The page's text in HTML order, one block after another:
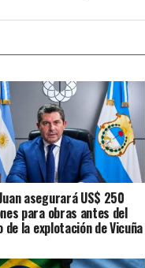
asegurará US$ 250
para obras antes del
de la explotación de Vicuña